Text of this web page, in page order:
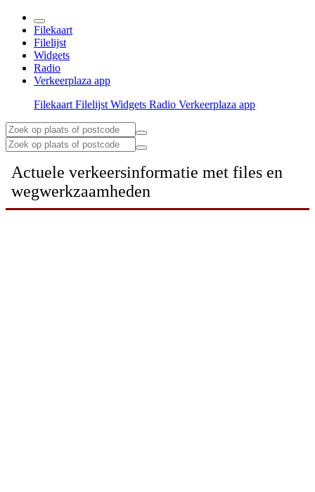
Filekaart
Filelijst
Widgets
Radio
Verkeerplaza app
Filekaart Filelijst Widgets Radio Verkeerplaza app
Actuele verkeersinformatie met files en
wegwerkzaamheden